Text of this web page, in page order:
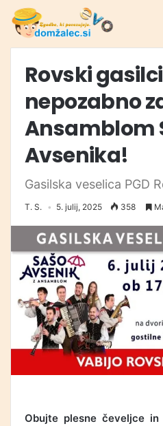
Rovski
nepozabno
Ansamblom
Avsenika!
Gasilska veselica PGD
T. S. 5. julij, 2025 358
Obujte plesne čeveljce